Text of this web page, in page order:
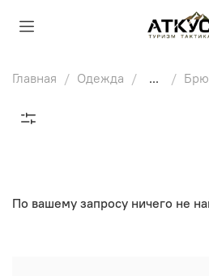
Главная Одежда ...
По вашему запросу ничего не